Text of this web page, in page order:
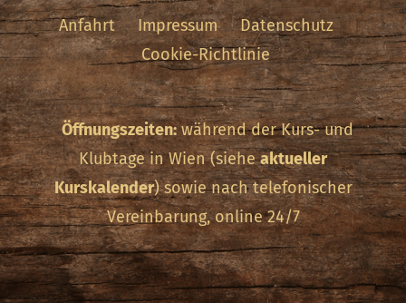
Anfahrt Impressum
Datenschutz
Cookie-Richtlinie
Öffnungszeiten:während der Kurs- und
Klubtage in Wien (sieheaktueller
Kurskalender) sowie nach telefonischer
Vereinbarung, online 24/7